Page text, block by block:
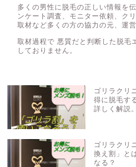
多くの男性に脱毛の正しい情報を
ンケート調査、モニター依頼、ク
取材など多くの方の協力の元、運
取材過程で 悪質だと判断した脱毛
しておりません。
ゴリラクリ
得に脱毛す
詳しく解説。
ゴリラクリ
換え割」と
なる？